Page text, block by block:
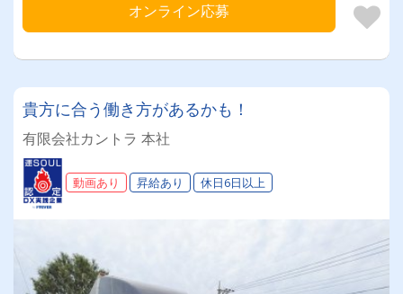
オンライン応募
貴方に合う働き方があるかも！
有限会社カントラ 本社
動画あり 昇給あり 休日6日以上